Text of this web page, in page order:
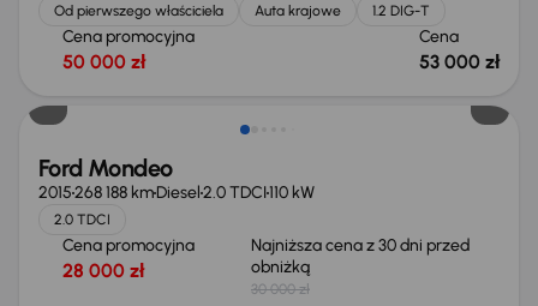
Od pierwszego właściciela Auta krajowe 1.2 DIG-T
Cena promocyjna
50 000 zł
Cena
53 000 zł
Taniej o 1 000 zł
Ford Mondeo
2015268 188 kmDiesel2.0 TDCI110 kW
2.0 TDCI
Cena promocyjna
28 000 zł
Najniższa cena z 30 dni przed
obniżką
30 000 zł